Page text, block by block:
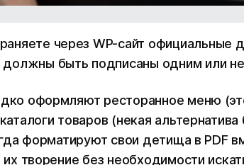
через WP-сайт официальные
должны быть подписаны одним или
оформляют ресторанное меню
товаров (некая
форматируют свои детища в PDF
их творение без необходимости